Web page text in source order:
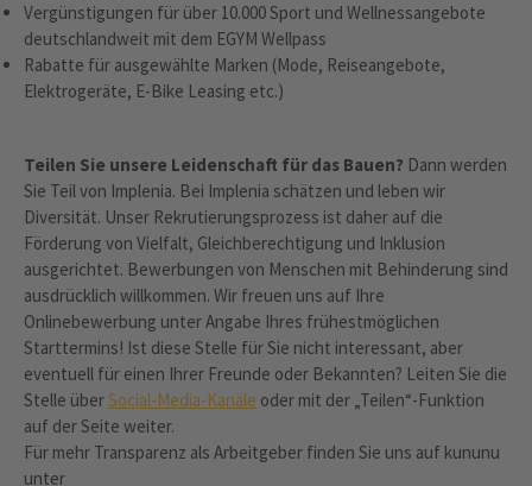
Vergünstigungen für über 10.000 Sport und Wellnessangebote
deutschlandweit mit dem EGYM Wellpass
Rabatte für ausgewählte Marken (Mode, Reiseangebote,
Elektrogeräte, E-Bike Leasing etc.)
Teilen Sie unsere Leidenschaft für das Bauen? Dann werden
Sie Teil von Implenia. Bei Implenia schätzen und leben wir
Diversität. Unser Rekrutierungsprozess ist daher auf die
Förderung von Vielfalt, Gleichberechtigung und Inklusion
ausgerichtet. Bewerbungen von Menschen mit Behinderung sind
ausdrücklich willkommen. Wir freuen uns auf Ihre
Onlinebewerbung unter Angabe Ihres frühestmöglichen
Starttermins! Ist diese Stelle für Sie nicht interessant, aber
eventuell für einen Ihrer Freunde oder Bekannten? Leiten Sie die
Stelle überSocial-Media-Kanäle oder mit der „Teilen“-Funktion
auf der Seite weiter.
Für mehr Transparenz als Arbeitgeber finden Sie uns auf kununu
unter